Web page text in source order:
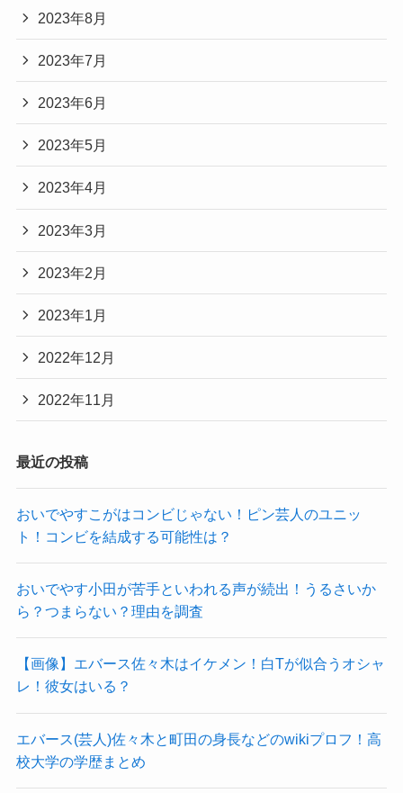
2023年8月
2023年7月
2023年6月
2023年5月
2023年4月
2023年3月
2023年2月
2023年1月
2022年12月
2022年11月
最近の投稿
おいでやすこがはコンビじゃない！ピン芸人のユニッ
ト！コンビを結成する可能性は？
おいでやす小田が苦手といわれる声が続出！うるさいか
ら？つまらない？理由を調査
【画像】エバース佐々木はイケメン！白Tが似合うオシャ
レ！彼女はいる？
エバース(芸人)佐々木と町田の身長などのwikiプロフ！高
校大学の学歴まとめ